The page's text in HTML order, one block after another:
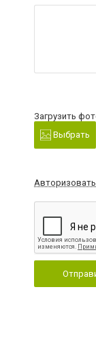
Загрузить
Выбрать